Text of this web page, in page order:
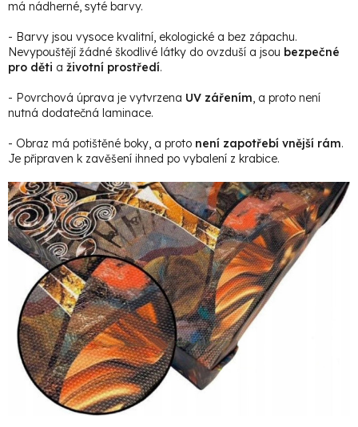
má nádherné, syté barvy.
- Barvy jsou vysoce kvalitní, ekologické a bez zápachu.
Nevypouštějí žádné škodlivé látky do ovzduší a jsou bezpečné
pro děti a životní prostředí.
- Povrchová úprava je vytvrzena UV zářením, a proto není
nutná dodatečná laminace.
- Obraz má potištěné boky, a proto není zapotřebí vnější rám.
Je připraven k zavěšení ihned po vybalení z krabice.